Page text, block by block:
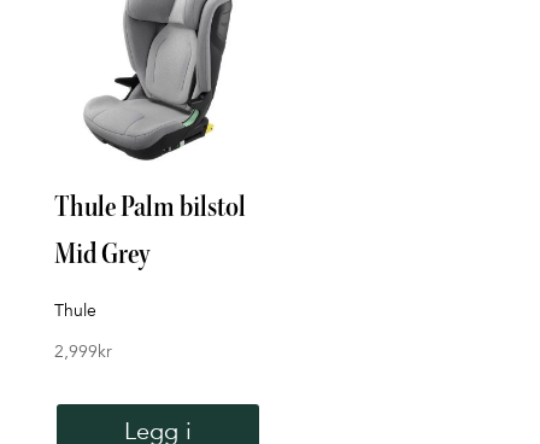
Thule Palm bilstol
Mid Grey
Thule
2,999kr
Legg i